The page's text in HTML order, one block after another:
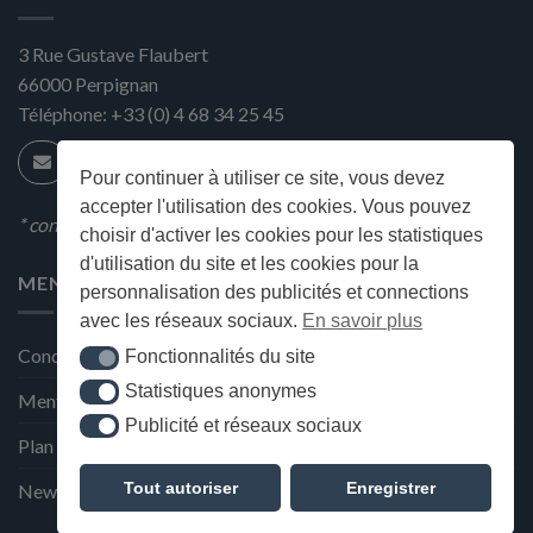
Pour continuer à utiliser ce site, vous devez
accepter l'utilisation des cookies. Vous pouvez
choisir d'activer les cookies pour les statistiques
d'utilisation du site et les cookies pour la
personnalisation des publicités et connections
avec les réseaux sociaux. En savoir plus
Fonctionnalités du site
Fonctionnalités du site
Statistiques anonymes
Statistiques anonymes
Publicité et réseaux sociaux
Publicité et réseaux sociaux
Tout autoriser Enregistrer
3 Rue Gustave Flaubert
66000 Perpignan
Téléphone: +33 (0) 4 68 34 25 45
* condition en magasin
MENU
Conditions générales de ventes
Mentions Légales et Politique de confidentialité
Plan du site
Newsletter de la Maison Deffès